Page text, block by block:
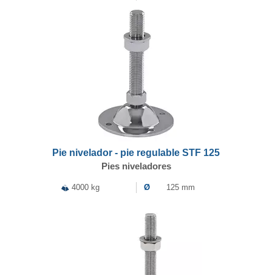
Pie nivelador - pie regulable STF 125
Pies niveladores
4000 kg Ø 125 mm